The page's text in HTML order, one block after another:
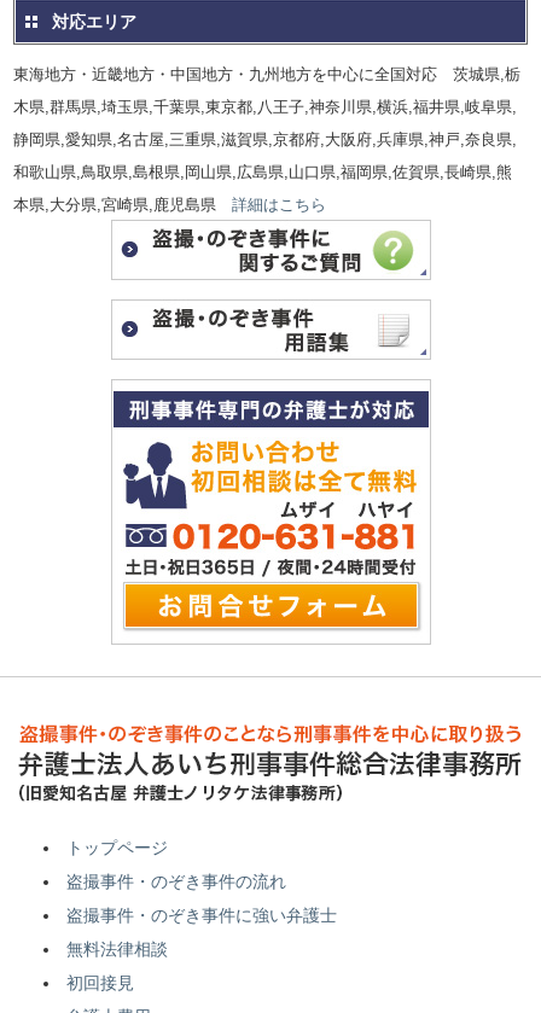
対応エリア
東海地方・近畿地方・中国地方・九州地方を中心に全国対応 茨城県,栃
木県,群馬県,埼玉県,千葉県,東京都,八王子,神奈川県,横浜,福井県,岐阜県,
静岡県,愛知県,名古屋,三重県,滋賀県,京都府,大阪府,兵庫県,神戸,奈良県,
和歌山県,鳥取県,島根県,岡山県,広島県,山口県,福岡県,佐賀県,長崎県,熊
本県,大分県,宮崎県,鹿児島県詳細はこちら
トップページ
盗撮事件・のぞき事件の流れ
盗撮事件・のぞき事件に強い弁護士
無料法律相談
初回接見